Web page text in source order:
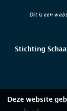
Dit is een
Stichting
Deze website